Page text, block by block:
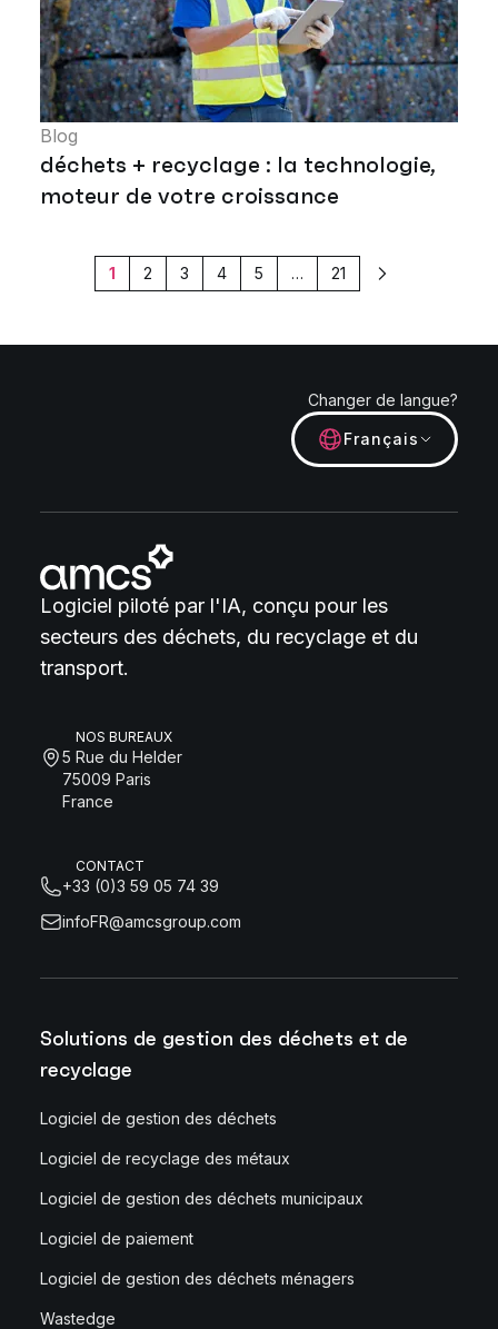
Blog
déchets + recyclage : la technologie,
moteur de votre croissance
1 2 3 4 5 … 21 Suivant
Changer de langue?
Français
Logiciel piloté par l'IA, conçu pour les
secteurs des déchets, du recyclage et du
transport.
NOS BUREAUX
5 Rue du Helder
75009 Paris
France
CONTACT
+33 (0)3 59 05 74 39
infoFR@amcsgroup.com
Solutions de gestion des déchets et de
recyclage
Logiciel de gestion des déchets
Logiciel de recyclage des métaux
Logiciel de gestion des déchets municipaux
Logiciel de paiement
Logiciel de gestion des déchets ménagers
Wastedge